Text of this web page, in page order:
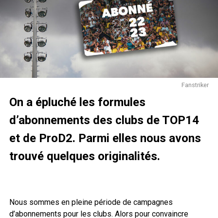
Pour revivre l’aventure avec les chanceux du dernier
match du PSG en Champions League, c’est par ici.
Fanstriker
On a épluché les formules
d’abonnements des clubs de TOP14
et de ProD2. Parmi elles nous avons
trouvé quelques originalités.
Nous sommes en pleine période de campagnes
d’abonnements pour les clubs. Alors pour convaincre